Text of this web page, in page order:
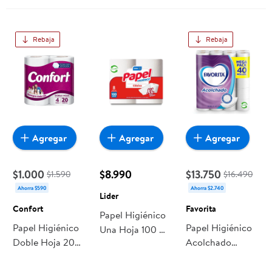
Rebaja
$1.000 $1.590
Ahorra $590
Confort
Papel Higiénico
Doble Hoja 20
Agregar
$8.990
Lider
Papel Higiénico
Una Hoja 100 M
Agregar
Rebaja
$13.750 $16.490
Ahorra $2.740
Favorita
Papel Higiénico
Acolchado
Agregar